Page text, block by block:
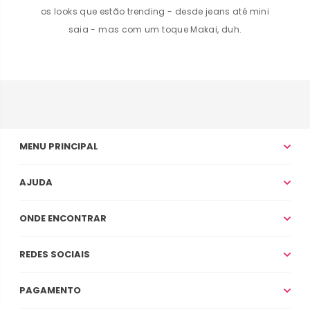
os looks que estão trending - desde jeans até mini
saia - mas com um toque Makai, duh.
MENU PRINCIPAL
AJUDA
ONDE ENCONTRAR
REDES SOCIAIS
PAGAMENTO